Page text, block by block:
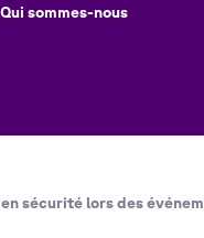
Qui sommes-nous
sécurité lors des